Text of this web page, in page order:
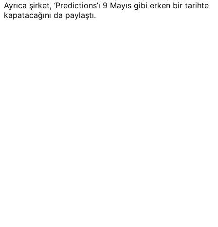
Ayrıca şirket, ‘Predictions’ı 9 Mayıs gibi erken bir tarihte
kapatacağını da paylaştı.